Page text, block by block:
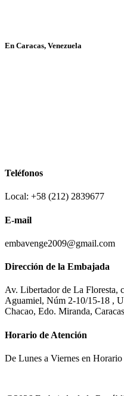
En Caracas, Venezuela
Teléfonos
Local: +58 (212) 2839677
E-mail
embavenge2009@gmail.com
Dirección de la Embajada
Av. Libertador de La Floresta,
Aguamiel, Núm 2-10/15-18 ,
Chacao, Edo. Miranda,
Horario de Atención
De Lunes a Viernes en